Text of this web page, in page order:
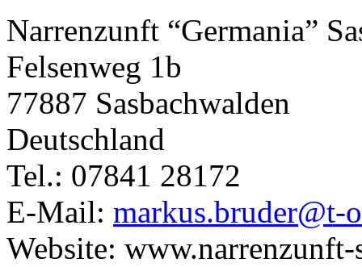
Narrenzunft “Germania”
Felsenweg 1b
77887 Sasbachwalden
Deutschland
Tel.: 07841 28172
E-Mail: markus.bruder@t-
Website: www.narrenzunft-